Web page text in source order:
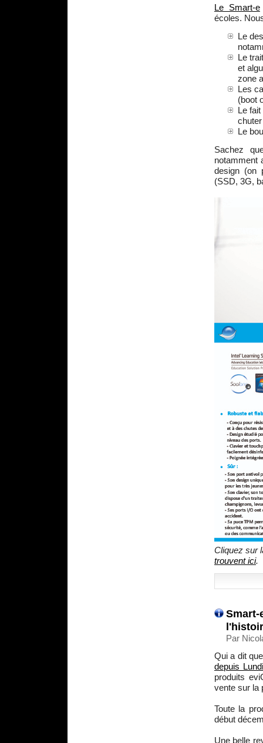
Le Smart-e
écoles.
Le
Le
et
zone
Les
(boot
Le
Le
Sachez
notamment
design (on
(SSD, 3G,
Cliquez sur
trouvent ici.
Smart-
Par
Qui a dit
depuis
produits
vente sur la
Toute la
début
Une belle